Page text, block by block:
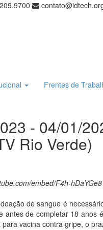
Frentes de
- 04/01/
Rio Verde)
embed/F4h-hDaYGe8
de sangue é
antes de completar 18 anos
para vacina contra gripe, o